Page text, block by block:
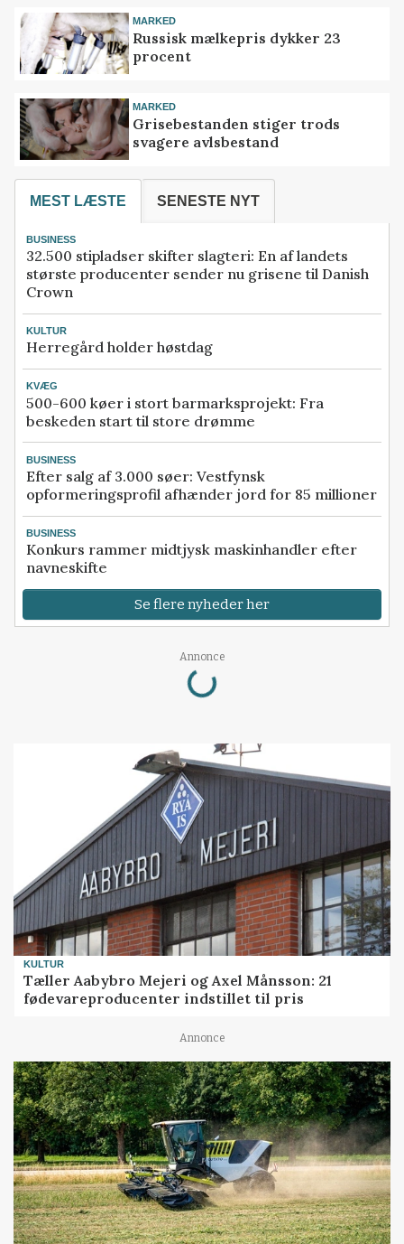
MARKED
Russisk mælkepris dykker 23
procent
MARKED
Grisebestanden stiger trods
svagere avlsbestand
MEST LÆSTE SENESTE NYT
BUSINESS
32.500 stipladser skifter slagteri: En af landets
største producenter sender nu grisene til Danish
Crown
KULTUR
Herregård holder høstdag
KVÆG
500-600 køer i stort barmarksprojekt: Fra
beskeden start til store drømme
BUSINESS
Efter salg af 3.000 søer: Vestfynsk
opformeringsprofil afhænder jord for 85 millioner
BUSINESS
Konkurs rammer midtjysk maskinhandler efter
navneskifte
Se flere nyheder her
Annonce
Loading...
KULTUR
Tæller Aabybro Mejeri og Axel Månsson: 21
fødevareproducenter indstillet til pris
Annonce